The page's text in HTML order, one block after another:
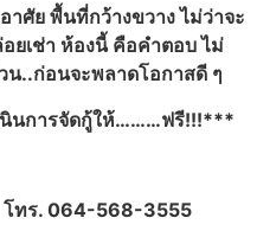
ศัย พื้นที่กว้างขวาง ไม่ว่าจะ
ยเช่า ห้องนี้ คือคำตอบ ไม่
น..ก่อนจะพลาดโอกาสดี ๆ
นการจัดกู้ให้………ฟรี!!!***
ร. 064-568-3555